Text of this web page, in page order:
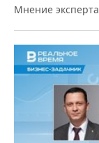
Мнение эксперта